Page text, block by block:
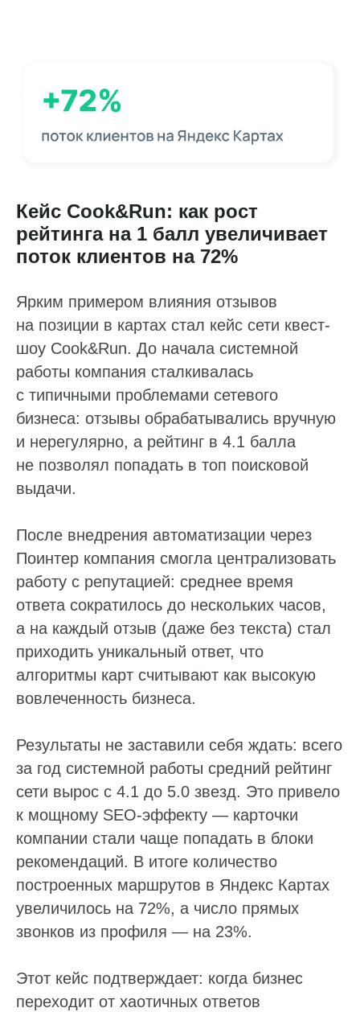
Кейс Cook&Run: как рост
рейтинга на 1 балл увеличивает
поток клиентов на 72%
Ярким примером влияния отзывов
на позиции в картах стал кейс сети квест-
шоу Cook&Run. До начала системной
работы компания сталкивалась
с типичными проблемами сетевого
бизнеса: отзывы обрабатывались вручную
и нерегулярно, а рейтинг в 4.1 балла
не позволял попадать в топ поисковой
выдачи.
После внедрения автоматизации через
Поинтер компания смогла централизовать
работу с репутацией: среднее время
ответа сократилось до нескольких часов,
а на каждый отзыв (даже без текста) стал
приходить уникальный ответ, что
алгоритмы карт считывают как высокую
вовлеченность бизнеса.
Результаты не заставили себя ждать: всего
за год системной работы средний рейтинг
сети вырос с 4.1 до 5.0 звезд. Это привело
к мощному SEO-эффекту — карточки
компании стали чаще попадать в блоки
рекомендаций. В итоге количество
построенных маршрутов в Яндекс Картах
увеличилось на 72%, а число прямых
звонков из профиля — на 23%.
Этот кейс подтверждает: когда бизнес
переходит от хаотичных ответов
Оставьте заявку,
и мы свяжемся с вами
в течение часа
Имя*
Телефон*
+7
Комментарий
Я даюсогласиена обработку персональных данных
в соответствии с Политикой конфиденциальности
Отправить
sales@pntr.io